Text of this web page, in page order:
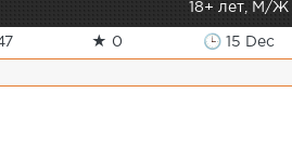
18+ лет, М/Ж
★ 0 🕒 15 Dec